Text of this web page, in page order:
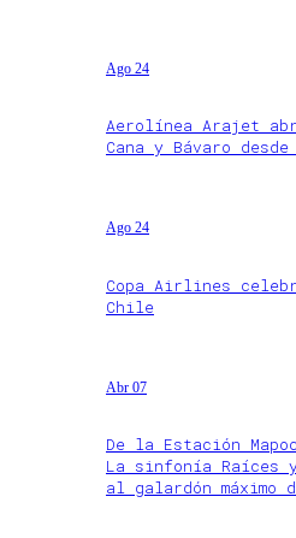
Ago 24
Aerolínea Arajet
Cana y Bávaro
Ago 24
Copa Airlines
Chile
Abr 07
De la Estación
La sinfonía Raíces
al galardón